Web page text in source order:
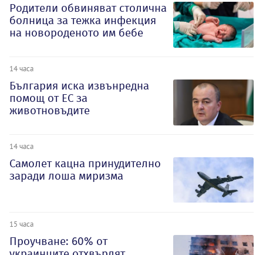
Родители обвиняват столична
болница за тежка инфекция
на новороденото им бебе
14 часа
България иска извънредна
помощ от ЕС за
животновъдите
14 часа
Самолет кацна принудително
заради лоша миризма
15 часа
Проучване: 60% от